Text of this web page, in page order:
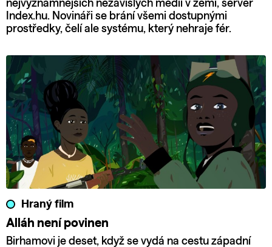
nejvýznamnějších nezávislých médií v zemi, server
Index.hu. Novináři se brání všemi dostupnými
prostředky, čelí ale systému, který nehraje fér.
Hraný film
Alláh není povinen
Birhamovi je deset, když se vydá na cestu západní